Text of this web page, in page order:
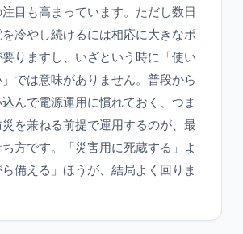
注目も高まっています。ただし数日
冷やし続けるには相応に大きなポ
りますし、いざという時に「使い
では意味がありません。普段から
んで電源運用に慣れておく、つま
を兼ねる前提で運用するのが、最
方です。「災害用に死蔵する」よ
備える」ほうが、結局よく回りま